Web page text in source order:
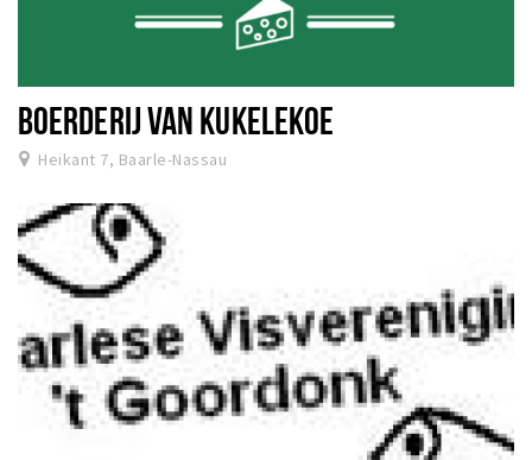
BOERDERIJ VAN KUKELEKOE
Heikant 7, Baarle-Nassau